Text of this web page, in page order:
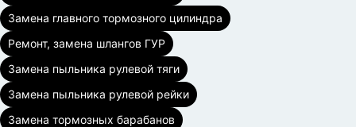
Замена главного тормозного цилиндра
Ремонт, замена шлангов ГУР
Замена пыльника рулевой тяги
Замена пыльника рулевой рейки
Замена тормозных барабанов